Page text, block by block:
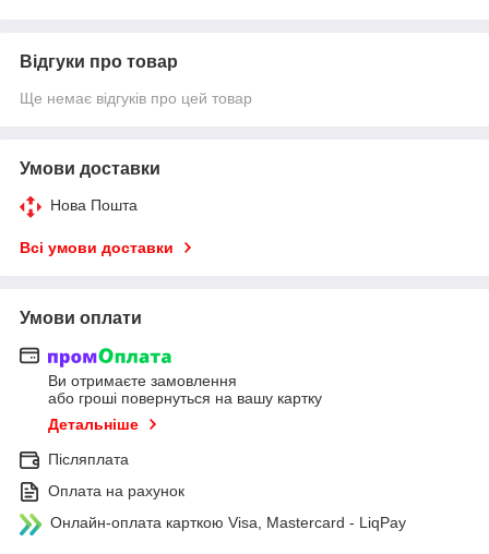
Відгуки про товар
Ще немає відгуків про цей товар
Умови доставки
Нова Пошта
Всі умови доставки
Умови оплати
Ви отримаєте замовлення
або гроші повернуться на вашу картку
Детальніше
Післяплата
Оплата на рахунок
Онлайн-оплата карткою Visa, Mastercard - LiqPay